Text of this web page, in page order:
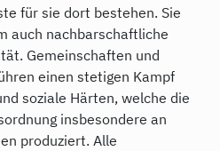
für sie dort bestehen. Sie
auch nachbarschaftliche
Gemeinschaften und
einen stetigen Kampf
soziale Härten, welche die
insbesondere an
produziert. Alle